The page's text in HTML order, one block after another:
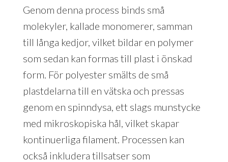
Genom denna process binds små
molekyler, kallade monomerer, samman
till långa kedjor, vilket bildar en polymer
som sedan kan formas till plast i önskad
form. För polyester smälts de små
plastdelarna till en vätska och pressas
genom en spinndysa, ett slags munstycke
med mikroskopiska hål, vilket skapar
kontinuerliga filament. Processen kan
också inkludera tillsatser som